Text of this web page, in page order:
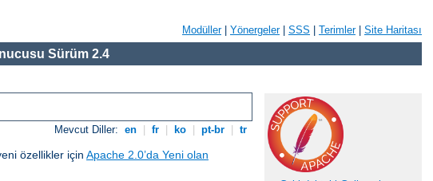
Modüller| Yönergeler| SSS Terimler| Site Haritası
Sürüm 2.4
Mevcut Diller: en fr ko pt-br tr
özellikler için Apache 2.0’da Yeni olan